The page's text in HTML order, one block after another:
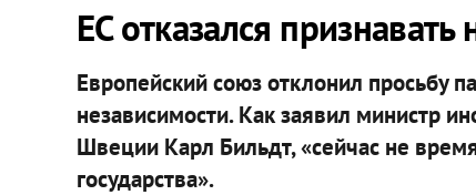
ЕС отказался
Европейский союз отклонил просьбу
независимости. Как заявил министр
Швеции Карл Бильдт, «сейчас не
государства».